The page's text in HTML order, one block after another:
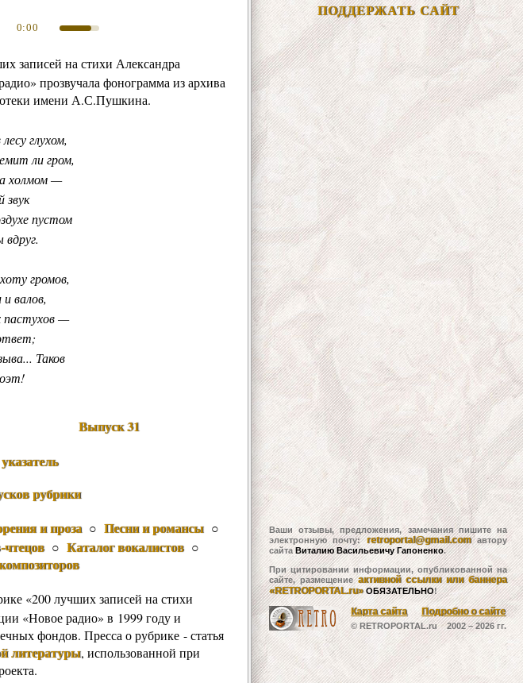
0:00
записей на стихи Александра
прозвучала фонограмма из архива
имени А.С.Пушкина.
глухом,
ли гром,
холмом —
звук
пустом
громов,
валов,
пастухов —
Таков
Выпуск 31
рубрики
и проза○ Песни и романсы ○
чтецов○ Каталог вокалистов○
«200 лучших записей на стихи
«Новое радио» в 1999 году и
фондов. Пресса о рубрике - статья
литературы, использованной при
ПОДДЕРЖАТЬ САЙТ
Ваши отзывы, предложения, замечания пишите на
электронную почту:retroportal@gmail.comавтору
сайтаВиталию Васильевичу Гапоненко.
При цитировании информации, опубликованной на
сайте, размещениеактивной ссылки или баннера
«RETROPORTAL.ru» ОБЯЗАТЕЛЬНО!
Карта сайта Подробно о сайте
© RETROPORTAL.ru 2002 –2026 гг.